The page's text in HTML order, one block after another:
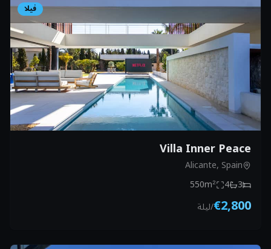
فيلا
Villa Inner Peace
Alicante, Spain
3
4
550m²
€2,800
/ليلة